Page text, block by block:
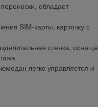
обладает
SIM-карты, карточку с
стенка,
легко управляется и